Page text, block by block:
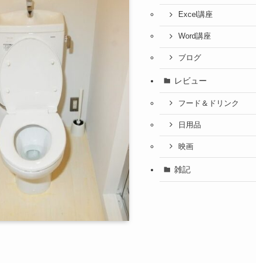
Excel講座
Word講座
ブログ
レビュー
フード＆ドリンク
日用品
映画
雑記